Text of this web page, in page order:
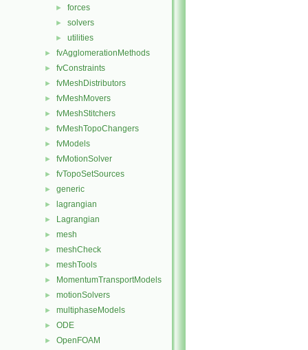
► forces
► solvers
► utilities
► fvAgglomerationMethods
► fvConstraints
► fvMeshDistributors
► fvMeshMovers
► fvMeshStitchers
► fvMeshTopoChangers
► fvModels
► fvMotionSolver
► fvTopoSetSources
► generic
► lagrangian
► Lagrangian
► mesh
► meshCheck
► meshTools
► MomentumTransportModels
► motionSolvers
► multiphaseModels
► ODE
► OpenFOAM